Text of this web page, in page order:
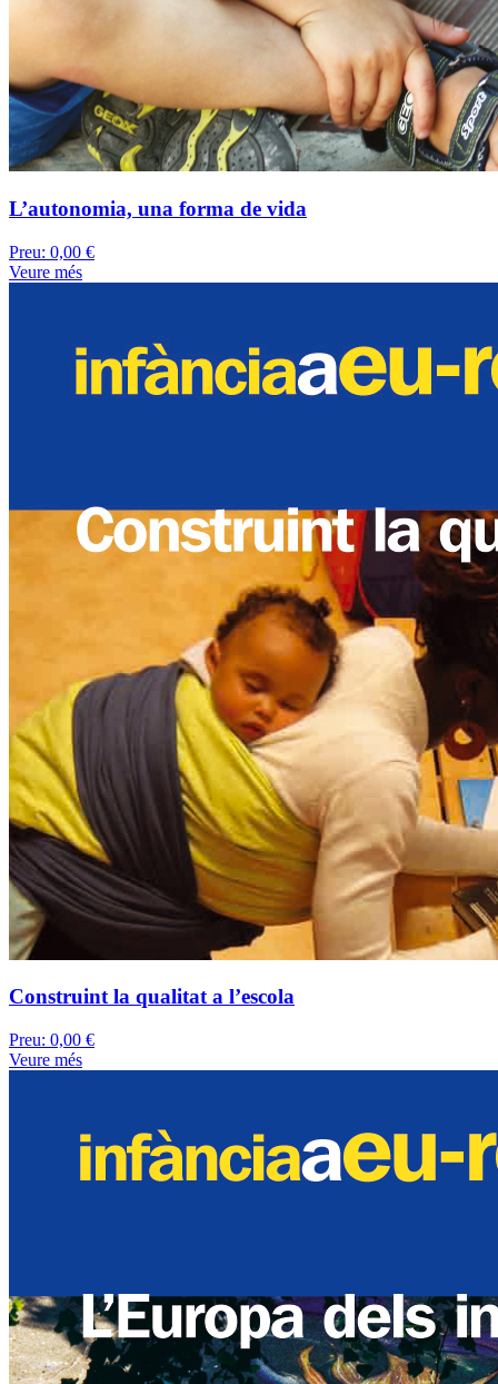
L’autonomia, una forma de vida
Preu: 0,00 €
Veure més
Construint la qualitat a l’escola
Preu: 0,00 €
Veure més